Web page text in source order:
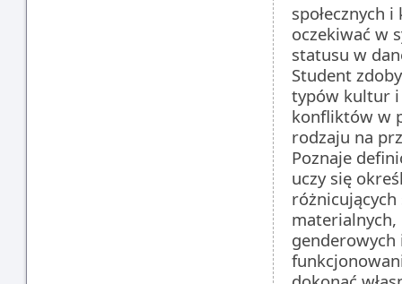
społecznych
oczekiwać w
statusu w
Student
typów kultur
konfliktów w
rodzaju na
Poznaje
uczy się
różnicujących
materialnych,
genderowych